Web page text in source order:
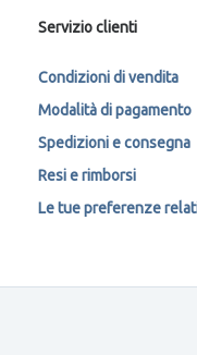
Servizio clienti
Condizioni di vendita
Modalità di pagamento
Spedizioni e consegna
Resi e rimborsi
Le tue preferenze